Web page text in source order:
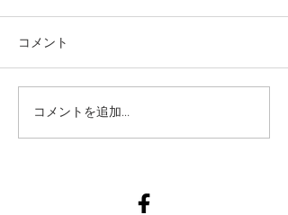
つくば市赤ちゃん一緒ヨ
ガ3月
コメント
コメントを追加…